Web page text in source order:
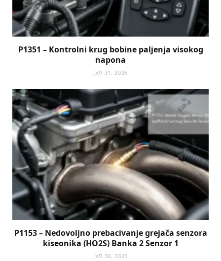
P1351 – Kontrolni krug bobine paljenja visokog
napona
ЈУЛ 31, 2026
P1153 – Nedovoljno prebacivanje grejača senzora
kiseonika (HO2S) Banka 2 Senzor 1
ЈУЛ 30, 2026